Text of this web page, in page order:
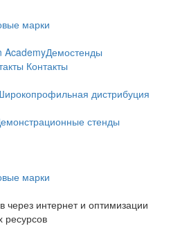
марки
AcademyДемостенды
Контакты
дистрибуция
стенды
марки
через интернет и оптимизации
ресурсов